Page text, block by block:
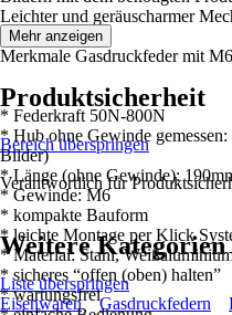
Leichter und geräuscharmer
Merkmale Gasdruckfeder mit
* Federkraft 50N-800N
* Hub ohne Gewinde
Bilder)
* Länge (ohne Gewinde):
* Gewinde: M6
* kompakte Bauform
* leichte Montage per Klick
* Material: Stahl,
* sicheres “offen (oben) halten”
* wartungsfrei
Mehr anzeigen
Produktsicherheit
Bereich überspringen
Verantwortlich für
Weitere Kategorien
Liste überspringen
Eisenwaren
Gasdruckfedern